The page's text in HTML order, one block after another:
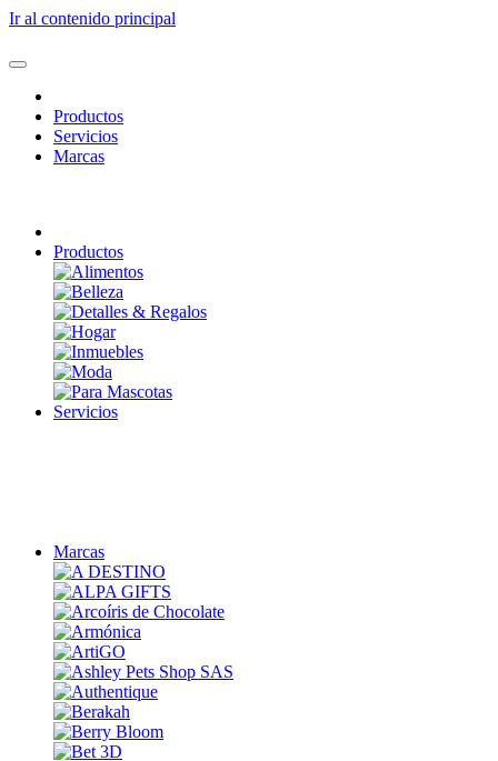
Ir al contenido principal
Productos
Servicios
Marcas
Productos
Servicios
Marcas